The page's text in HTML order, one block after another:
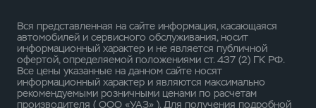
Вся представленная на сайте информация, касающаяся
автомобилей и сервисного обслуживания, носит
информационный характер и не является публичной
офертой, определяемой положениями ст. 437 (2) ГК РФ.
Все цены указанные на данном сайте носят
информационный характер и являются максимально
рекомендуемыми розничными ценами по расчетам
производителя ( ООО «УАЗ» ). Для получения подробной